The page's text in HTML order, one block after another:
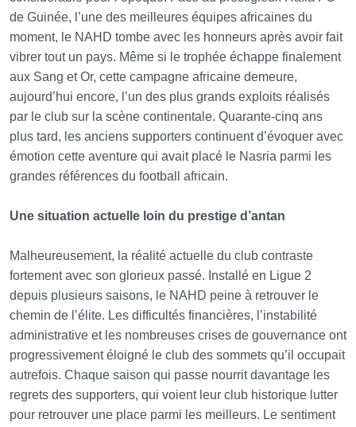
de Guinée, l’une des meilleures équipes africaines du
moment, le NAHD tombe avec les honneurs après avoir fait
vibrer tout un pays. Même si le trophée échappe finalement
aux Sang et Or, cette campagne africaine demeure,
aujourd’hui encore, l’un des plus grands exploits réalisés
par le club sur la scène continentale. Quarante-cinq ans
plus tard, les anciens supporters continuent d’évoquer avec
émotion cette aventure qui avait placé le Nasria parmi les
grandes références du football africain.
Une situation actuelle loin du prestige d’antan
Malheureusement, la réalité actuelle du club contraste
fortement avec son glorieux passé. Installé en Ligue 2
depuis plusieurs saisons, le NAHD peine à retrouver le
chemin de l’élite. Les difficultés financières, l’instabilité
administrative et les nombreuses crises de gouvernance ont
progressivement éloigné le club des sommets qu’il occupait
autrefois. Chaque saison qui passe nourrit davantage les
regrets des supporters, qui voient leur club historique lutter
pour retrouver une place parmi les meilleurs. Le sentiment